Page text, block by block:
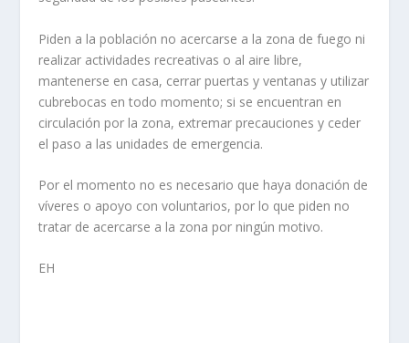
Piden a la población no acercarse a la zona de fuego ni
realizar actividades recreativas o al aire libre,
mantenerse en casa, cerrar puertas y ventanas y utilizar
cubrebocas en todo momento; si se encuentran en
circulación por la zona, extremar precauciones y ceder
el paso a las unidades de emergencia.
Por el momento no es necesario que haya donación de
víveres o apoyo con voluntarios, por lo que piden no
tratar de acercarse a la zona por ningún motivo.
EH